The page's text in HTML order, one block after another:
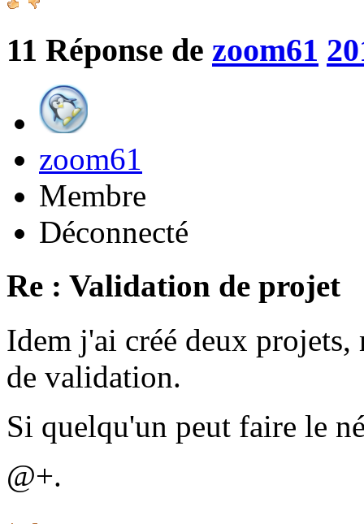
11 Réponse de zoom61
zoom61
Membre
Déconnecté
Re : Validation de projet
Idem j'ai créé deux
de validation.
Si quelqu'un peut faire le
@+.